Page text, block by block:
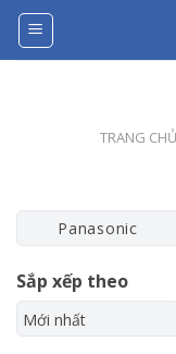
Skip
content
TRANG CHỦ
Panasonic
Sắp xếp theo
Mới nhất